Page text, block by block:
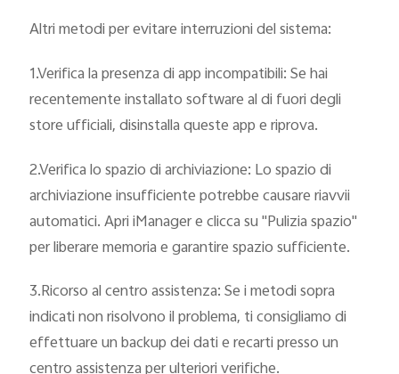
Altri metodi per evitare interruzioni del sistema:
1.Verifica la presenza di app incompatibili: Se hai
recentemente installato software al di fuori degli
store ufficiali, disinstalla queste app e riprova.
2.Verifica lo spazio di archiviazione: Lo spazio di
archiviazione insufficiente potrebbe causare riavvii
automatici. Apri iManager e clicca su "Pulizia spazio"
per liberare memoria e garantire spazio sufficiente.
3.Ricorso al centro assistenza: Se i metodi sopra
indicati non risolvono il problema, ti consigliamo di
effettuare un backup dei dati e recarti presso un